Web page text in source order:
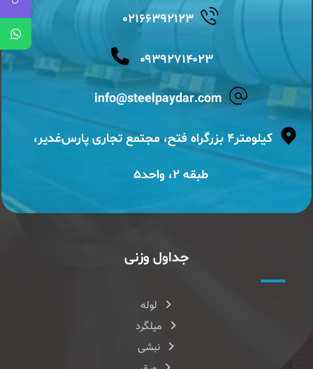
۰۲۱۶۶۳۹۲۱۲۳
۰۹۳۹۲۷۱۴۰۲۳
info@steelpaydar.com
کیلومتر۴ بزرگراه فتح، مجتمع تجاری پارس‌غدیر،
طبقه ۲، واحد۵
جداول وزنی
لوله
میلگرد
نبشی